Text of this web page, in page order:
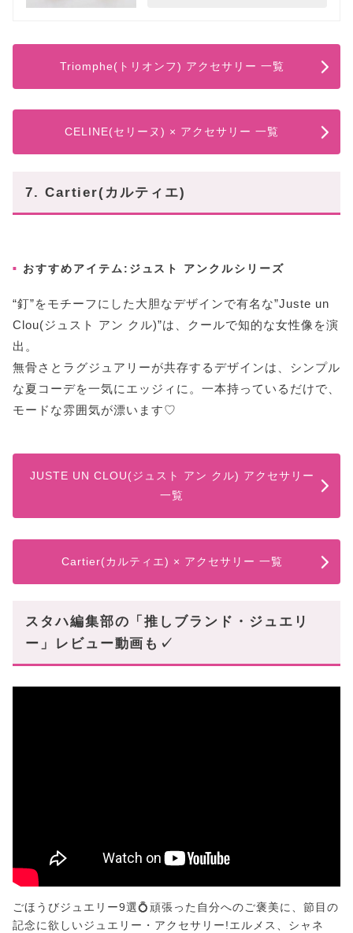
Triomphe(トリオンフ) アクセサリー 一覧
CELINE(セリーヌ) × アクセサリー 一覧
7. Cartier(カルティエ)
おすすめアイテム:ジュスト アンクルシリーズ
“釘”をモチーフにした大胆なデザインで有名な”Juste un
Clou(ジュスト アン クル)”は、クールで知的な女性像を演
出。
無骨さとラグジュアリーが共存するデザインは、シンプル
な夏コーデを一気にエッジィに。一本持っているだけで、
モードな雰囲気が漂います♡
JUSTE UN CLOU(ジュスト アン クル) アクセサリー
一覧
Cartier(カルティエ) × アクセサリー 一覧
スタハ編集部の「推しブランド・ジュエリ
ー」レビュー動画も✓
ごほうびジュエリー9選💍頑張った自分へのご褒美に、節目の
記念に欲しいジュエリー・アクセサリー!エルメス、シャネ